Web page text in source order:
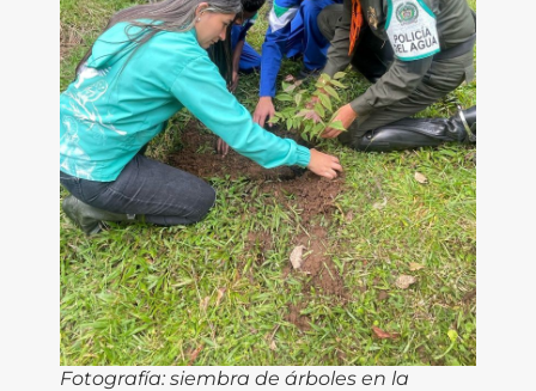
Fotografía: siembra de árboles en la